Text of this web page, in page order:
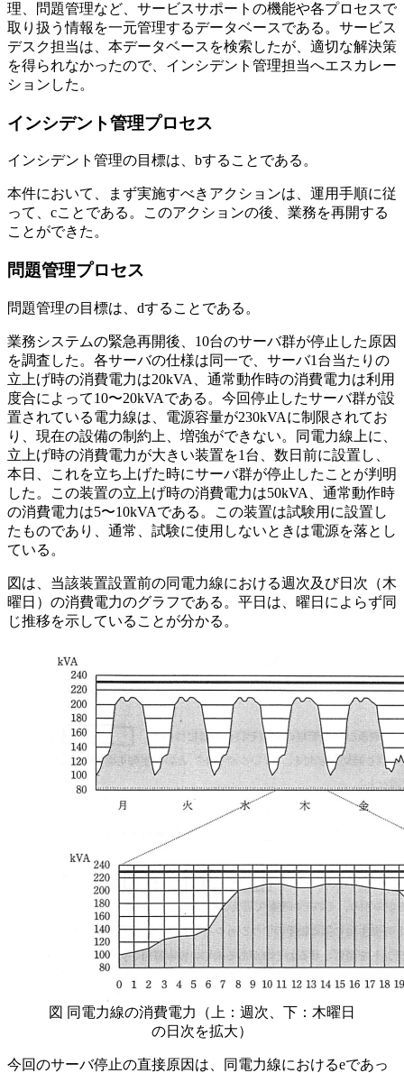
理、問題管理など、サービスサポートの機能や各プロセスで
取り扱う情報を一元管理するデータベースである。サービス
デスク担当は、本データベースを検索したが、適切な解決策
を得られなかったので、インシデント管理担当へエスカレー
ションした。
インシデント管理プロセス
インシデント管理の目標は、 bすることである。
本件において、まず実施すべきアクションは、運用手順に従
って、 cことである。このアクションの後、業務を再開する
ことができた。
問題管理プロセス
問題管理の目標は、 dすることである。
業務システムの緊急再開後、10台のサーバ群が停止した原因
を調査した。各サーバの仕様は同一で、サーバ1台当たりの
立上げ時の消費電力は20kVA、通常動作時の消費電力は利用
度合によって10〜20kVAである。今回停止したサーバ群が設
置されている電力線は、電源容量が230kVAに制限されてお
り、現在の設備の制約上、増強ができない。同電力線上に、
立上げ時の消費電力が大きい装置を1台、数日前に設置し、
本日、これを立ち上げた時にサーバ群が停止したことが判明
した。この装置の立上げ時の消費電力は50kVA、通常動作時
の消費電力は5〜10kVAである。この装置は試験用に設置し
たものであり、通常、試験に使用しないときは電源を落とし
ている。
図は、当該装置設置前の同電力線における週次及び日次（木
曜日）の消費電力のグラフである。平日は、曜日によらず同
じ推移を示していることが分かる。
図 同電力線の消費電力（上：週次、下：木曜日
の日次を拡大）
今回のサーバ停止の直接原因は、同電力線におけるeであっ